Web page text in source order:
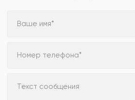
Ваше имя*
Номер телефона*
Текст сообщения